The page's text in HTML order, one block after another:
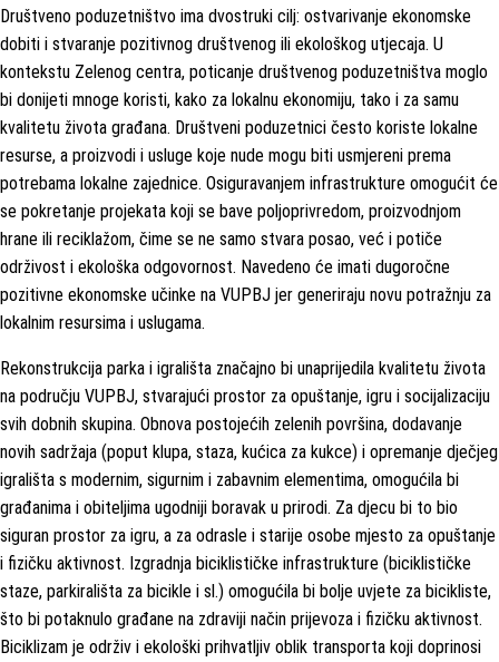
Društveno poduzetništvo ima dvostruki cilj: ostvarivanje ekonomske
dobiti i stvaranje pozitivnog društvenog ili ekološkog utjecaja. U
kontekstu Zelenog centra, poticanje društvenog poduzetništva moglo
bi donijeti mnoge koristi, kako za lokalnu ekonomiju, tako i za samu
kvalitetu života građana. Društveni poduzetnici često koriste lokalne
resurse, a proizvodi i usluge koje nude mogu biti usmjereni prema
potrebama lokalne zajednice. Osiguravanjem infrastrukture omogućit će
se pokretanje projekata koji se bave poljoprivredom, proizvodnjom
hrane ili reciklažom, čime se ne samo stvara posao, već i potiče
održivost i ekološka odgovornost. Navedeno će imati dugoročne
pozitivne ekonomske učinke na VUPBJ jer generiraju novu potražnju za
lokalnim resursima i uslugama.
Rekonstrukcija parka i igrališta značajno bi unaprijedila kvalitetu života
na području VUPBJ, stvarajući prostor za opuštanje, igru i socijalizaciju
svih dobnih skupina. Obnova postojećih zelenih površina, dodavanje
novih sadržaja (poput klupa, staza, kućica za kukce) i opremanje dječjeg
igrališta s modernim, sigurnim i zabavnim elementima, omogućila bi
građanima i obiteljima ugodniji boravak u prirodi. Za djecu bi to bio
siguran prostor za igru, a za odrasle i starije osobe mjesto za opuštanje
i fizičku aktivnost. Izgradnja biciklističke infrastrukture (biciklističke
staze, parkirališta za bicikle i sl.) omogućila bi bolje uvjete za bicikliste,
što bi potaknulo građane na zdraviji način prijevoza i fizičku aktivnost.
Biciklizam je održiv i ekološki prihvatljiv oblik transporta koji doprinosi